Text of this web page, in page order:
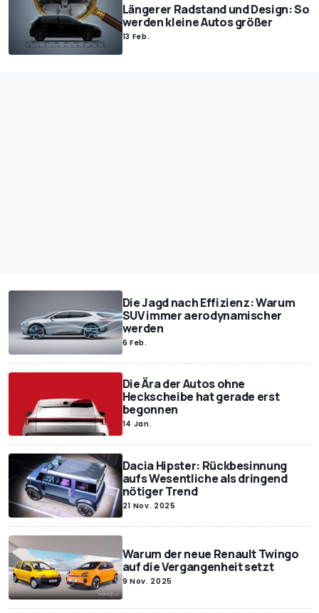
Längerer Radstand und Design: So
werden kleine Autos größer
13 Feb.
Die Jagd nach Effizienz: Warum
SUV immer aerodynamischer
werden
6 Feb.
Die Ära der Autos ohne
Heckscheibe hat gerade erst
begonnen
14 Jan.
Dacia Hipster: Rückbesinnung
aufs Wesentliche als dringend
nötiger Trend
21 Nov. 2025
Warum der neue Renault Twingo
auf die Vergangenheit setzt
9 Nov. 2025